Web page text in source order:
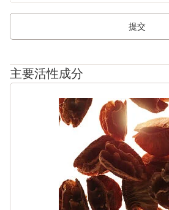
提交
主要活性成分